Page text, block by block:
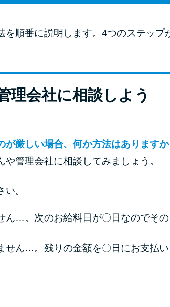
順番に説明します。4つのステップ
理会社に相談しよう
厳しい場合、何か方法はありますか
管理会社に相談してみましょう。
。
ん…。次のお給料日が〇日なのでそ
せん…。残りの金額を〇日にお支払